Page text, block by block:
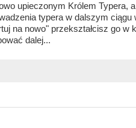
upieczonym Królem Typera,
typera w dalszym ciągu
na nowo" przekształcisz go w
dalej...